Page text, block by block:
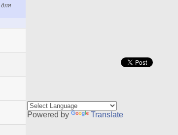
Powered by Translate